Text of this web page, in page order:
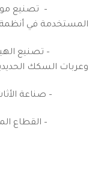
المستخدمة في أنظمة
– تصنيع الهياكل
وعربات السكك
– صناعة الأثاث
– القطاع المنزلي